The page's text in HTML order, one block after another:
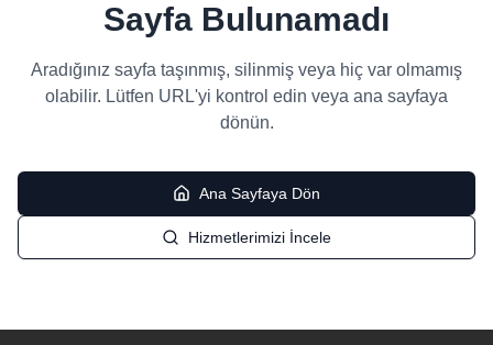
Sayfa Bulunamadı
Aradığınız sayfa taşınmış, silinmiş veya hiç var olmamış
olabilir. Lütfen URL'yi kontrol edin veya ana sayfaya
dönün.
Ana Sayfaya Dön
Hizmetlerimizi İncele